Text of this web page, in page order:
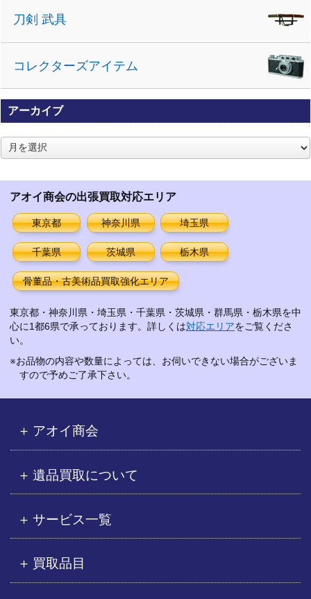
刀剣 武具
コレクターズアイテム
アーカイブ
ア
ー
アオイ商会の出張買取対応エリア
東京都 神奈川県 埼玉県
千葉県 茨城県 栃木県
骨董品・古美術品買取強化エリア
東京都・神奈川県・埼玉県・千葉県・茨城県・群馬県・栃木県を中
心に1都6県で承っております。詳しくは対応エリアをご覧くださ
い。
※お品物の内容や数量によっては、お伺いできない場合がございま
すので予めご了承下さい。
アオイ商会
遺品買取について
サービス一覧
買取品目